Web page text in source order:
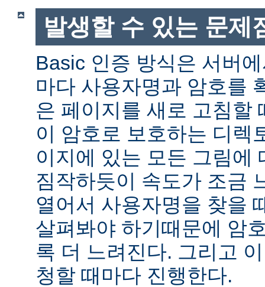
발생할 수 있는 문제
Basic 인증 방식은 서버
마다 사용자명과 암호를
은 페이지를 새로 고침할
이 암호로 보호하는 디렉
이지에 있는 모든 그림에
짐작하듯이 속도가 조금
열어서 사용자명을 찾을
살펴봐야 하기때문에 암
록 더 느려진다. 그리고
청할 때마다 진행한다.